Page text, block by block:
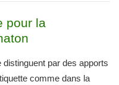
pour la
par des apports
comme dans la